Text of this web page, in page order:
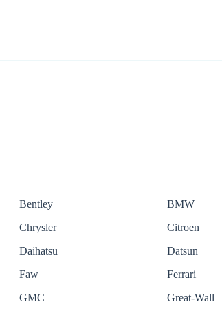
Bentley
BMW
Chrysler
Citroen
Daihatsu
Datsun
Faw
Ferrari
GMC Great-Wall